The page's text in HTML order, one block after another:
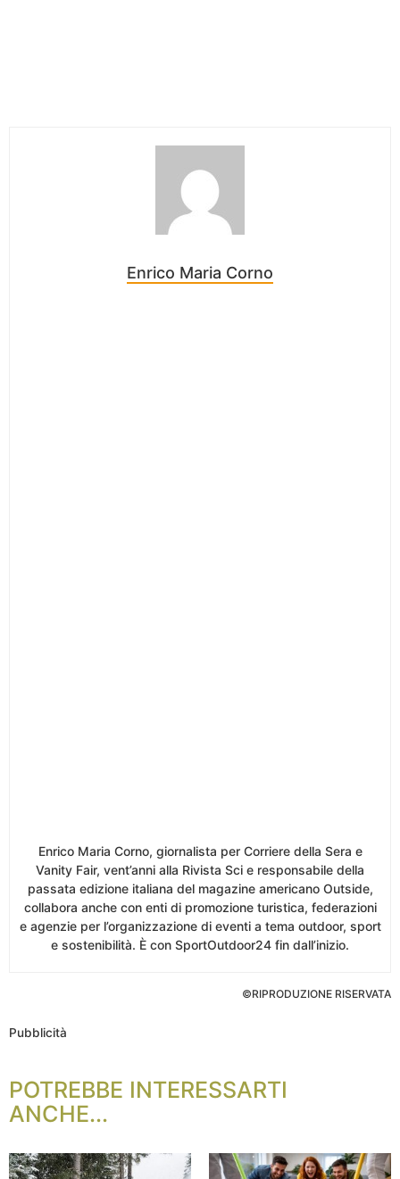
Enrico Maria Corno
Enrico Maria Corno, giornalista per Corriere della Sera e
Vanity Fair, vent’anni alla Rivista Sci e responsabile della
passata edizione italiana del magazine americano Outside,
collabora anche con enti di promozione turistica, federazioni
e agenzie per l’organizzazione di eventi a tema outdoor, sport
e sostenibilità. È con SportOutdoor24 fin dall’inizio.
©RIPRODUZIONE RISERVATA
Pubblicità
POTREBBE INTERESSARTI
ANCHE...